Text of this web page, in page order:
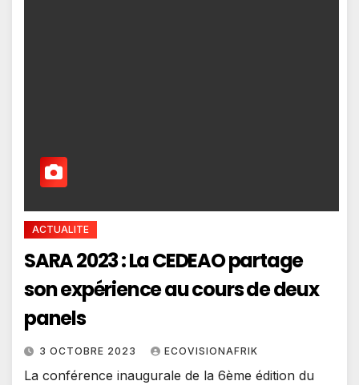
ACTUALITE
SARA 2023 : La CEDEAO partage
son expérience au cours de deux
panels
3 OCTOBRE 2023 ECOVISIONAFRIK
La conférence inaugurale de la 6ème édition du